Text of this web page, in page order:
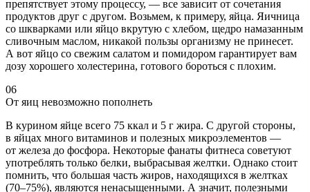
препятствует этому процессу, — все зависит от сочетания
продуктов друг с другом. Возьмем, к примеру, яйца. Яичница
со шкварками или яйцо вкрутую с хлебом, щедро намазанным
сливочным маслом, никакой пользы организму не принесет.
А вот яйцо со свежим салатом и помидором гарантирует вам
дозу хорошего холестерина, готового бороться с плохим.
06
От яиц невозможно пополнеть
В курином яйце всего 75 ккал и 5 г жира. С другой стороны,
в яйцах много витаминов и полезных микроэлементов —
от железа до фосфора. Некоторые фанаты фитнеса советуют
употреблять только белки, выбрасывая желтки. Однако стоит
помнить, что большая часть жиров, находящихся в желтках
(70–75%), являются ненасыщенными. А значит, полезными